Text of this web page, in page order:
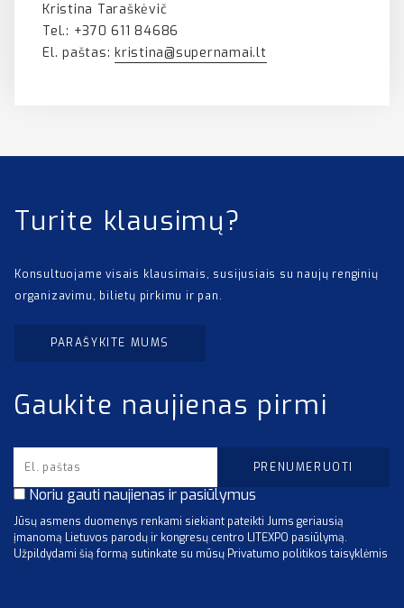
Kristina Taraškėvič
Tel.: +370 611 84686
El. paštas: kristina@supernamai.lt
Turite klausimų?
Konsultuojame visais klausimais, susijusiais su naujų renginių
organizavimu, bilietų pirkimu ir pan.
PARAŠYKITE MUMS
Gaukite naujienas pirmi
Noriu gauti naujienas ir pasiūlymus
Jūsų asmens duomenys renkami siekiant pateikti Jums geriausią
įmanomą Lietuvos parodų ir kongresų centro LITEXPO pasiūlymą.
Užpildydami šią formą sutinkate su mūsų Privatumo politikos taisyklėmis